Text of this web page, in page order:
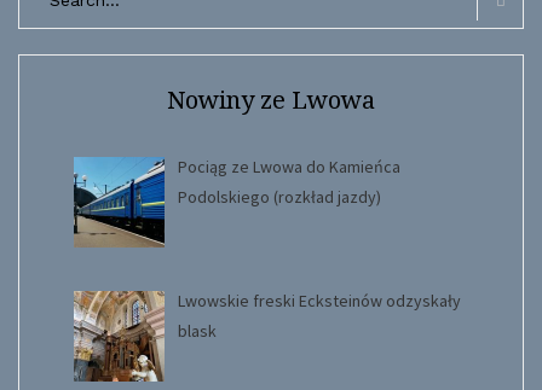
Search
Nowiny ze Lwowa
Pociąg ze Lwowa do Kamieńca
Podolskiego (rozkład jazdy)
Lwowskie freski Ecksteinów odzyskały
blask